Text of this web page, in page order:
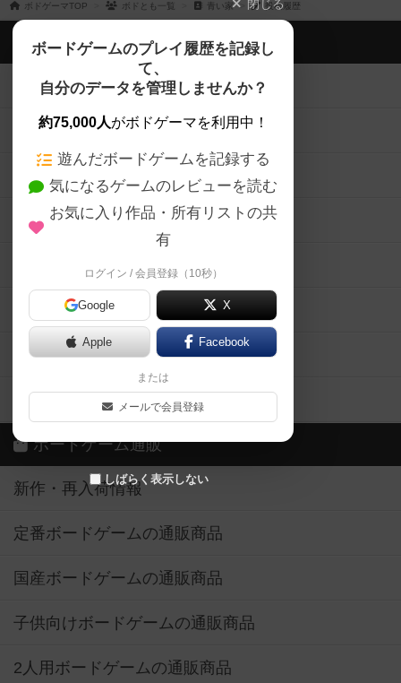
ボドゲーマTOP ボドとも一覧 青い家 投稿履歴
閉じる
ボードゲームのプレイ履歴を記録し
て、
自分のデータを管理しませんか？
約75,000人がボドゲーマを利用中！
遊んだボードゲームを記録する
気になるゲームのレビューを読む
お気に入り作品・所有リストの共
有
ログイン / 会員登録（10秒）
Google X
Apple Facebook
または
メールで会員登録
しばらく表示しない
ボドゲーマTOP
ボードゲームを検索する
ボードゲームの新着レビュー
ボードゲーム会情報
メカニクス特集
掲示板・トピックス
ボドとも・会員一覧
ボードゲーム業界コラム
ボドゲーマご利用案内
ボードゲーム通販
新作・再入荷情報
定番ボードゲームの通販商品
国産ボードゲームの通販商品
子供向けボードゲームの通販商品
2人用ボードゲームの通販商品